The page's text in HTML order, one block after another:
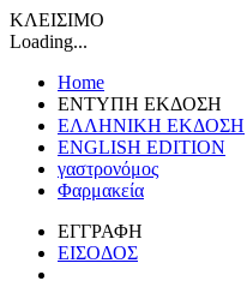
ΚΛΕΙΣΙΜΟ
Loading...
Home
ΕΝΤΥΠΗ ΕΚΔΟΣΗ
ΕΛΛΗΝΙΚΗ ΕΚΔΟΣΗ
ENGLISH EDITION
γαστρονόμος
Φαρμακεία
ΕΓΓΡΑΦΗ
ΕΙΣΟΔΟΣ